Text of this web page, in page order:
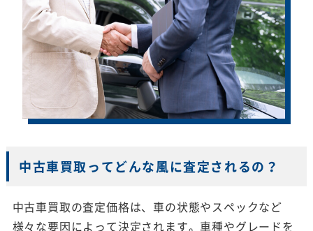
中古車買取ってどんな風に査定されるの？
中古車買取の査定価格は、車の状態やスペックなど
様々な要因によって決定されます。車種やグレードを